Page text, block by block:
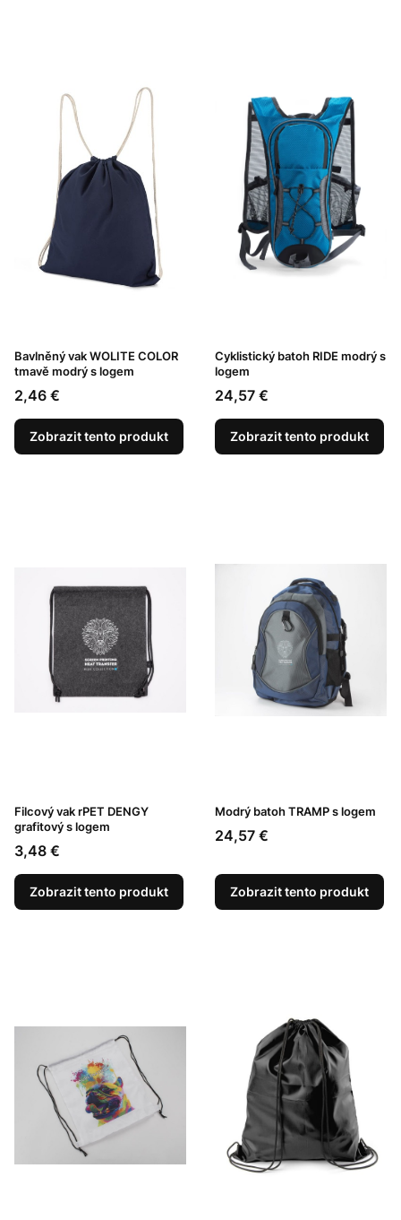
Bavlněný vak WOLITE COLOR
tmavě modrý s logem
Cena
2,46 €
Zobrazit tento produkt
Cyklistický batoh RIDE modrý s
logem
Cena
24,57 €
Zobrazit tento produkt
Filcový vak rPET DENGY
grafitový s logem
Cena
3,48 €
Zobrazit tento produkt
Modrý batoh TRAMP s logem
Cena
24,57 €
Zobrazit tento produkt